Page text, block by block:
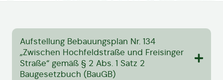
Aufstellung Bebauungsplan Nr. 134
„Zwischen Hochfeldstraße und Freisinger
Straße“ gemäß § 2 Abs. 1 Satz 2
Baugesetzbuch (BauGB)